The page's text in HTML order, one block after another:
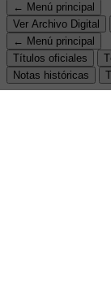
← Menú principal
Ver Archivo Digital
← Menú principal
Títulos oficiales
Notas históricas